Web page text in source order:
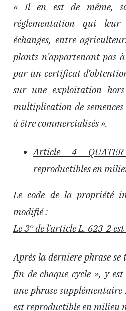
« Il en est de même,
réglementation qui leur
échanges, entre
plants n’appartenant pas
par un certificat
sur une exploitation
multiplication de
à être commercialisés ».
Article 4
reproductibles en
Le code de la propriété
modifié :
Le 3° de l’article L. 623-2
Après la derniere phrase
fin de chaque cycle », y
une phrase supplémentaire
est reproductible en milieu